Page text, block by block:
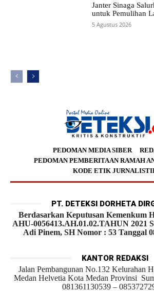
Janter Sinaga
untuk Pemulihan
5 Agustus 2026
PEDOMAN MEDIA SIBER
PEDOMAN PEMBERITAAN RAMAH
KODE ETIK
PT. DETEKSI DORHETA
Berdasarkan Keputusan Kemenkum
AHU-0056413.AH.01.02.TAHUN 2021
Adi Pinem, SH Nomor : 53 Tanggal
KANTOR REDAKSI
Jalan Pembangunan No.132 Kelurahan
Medan Helvetia Kota Medan Provinsi
081361130539 –